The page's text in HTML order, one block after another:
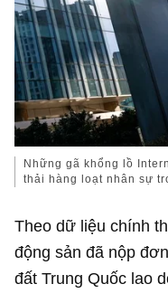
Những gã khổng lồ
thải hàng loạt nhân sự
Theo dữ liệu chính
động sản đã nộp
đất Trung Quốc lao